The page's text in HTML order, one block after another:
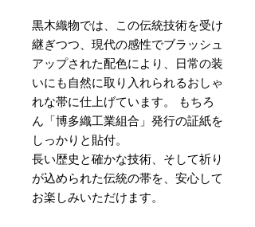
黒木織物では、この伝統技術を受け
継ぎつつ、現代の感性でブラッシュ
アップされた配色により、日常の装
いにも自然に取り入れられるおしゃ
れな帯に仕上げています。 もちろ
ん「博多織工業組合」発行の証紙を
しっかりと貼付。
長い歴史と確かな技術、そして祈り
が込められた伝統の帯を、安心して
お楽しみいただけます。